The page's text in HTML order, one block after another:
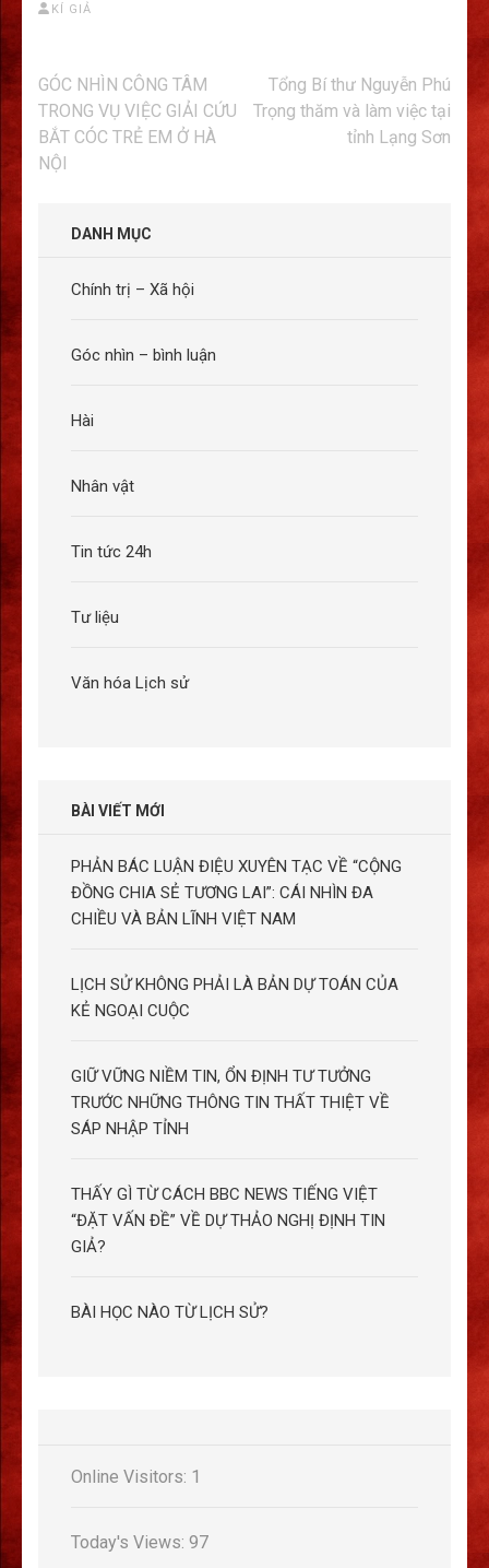
KÍ GIẢ
Điều
hướng
bài
viết
GÓC NHÌN CÔNG TÂM
TRONG VỤ VIỆC GIẢI CỨU
BẮT CÓC TRẺ EM Ở HÀ
NỘI
Tổng Bí thư Nguyễn Phú
Trọng thăm và làm việc tại
tỉnh Lạng Sơn
DANH MỤC
Chính trị – Xã hội
Góc nhìn – bình luận
Hài
Nhân vật
Tin tức 24h
Tư liệu
Văn hóa Lịch sử
BÀI VIẾT MỚI
PHẢN BÁC LUẬN ĐIỆU XUYÊN TẠC VỀ “CỘNG
ĐỒNG CHIA SẺ TƯƠNG LAI”: CÁI NHÌN ĐA
CHIỀU VÀ BẢN LĨNH VIỆT NAM
LỊCH SỬ KHÔNG PHẢI LÀ BẢN DỰ TOÁN CỦA
KẺ NGOẠI CUỘC
GIỮ VỮNG NIỀM TIN, ỔN ĐỊNH TƯ TƯỞNG
TRƯỚC NHỮNG THÔNG TIN THẤT THIỆT VỀ
SÁP NHẬP TỈNH
THẤY GÌ TỪ CÁCH BBC NEWS TIẾNG VIỆT
“ĐẶT VẤN ĐỀ” VỀ DỰ THẢO NGHỊ ĐỊNH TIN
GIẢ?
BÀI HỌC NÀO TỪ LỊCH SỬ?
Online Visitors: 1
Today's Views: 97